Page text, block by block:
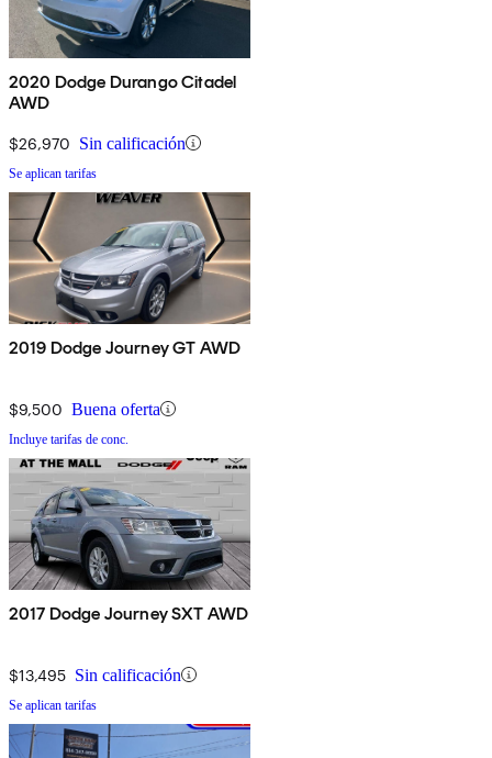
2020 Dodge Durango Citadel
AWD
$26,970 Sin calificación
Se aplican tarifas
2019 Dodge Journey GT AWD
$9,500 Buena oferta
Incluye tarifas de conc.
2017 Dodge Journey SXT AWD
$13,495 Sin calificación
Se aplican tarifas